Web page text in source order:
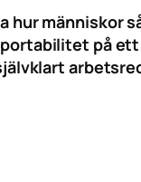
hur människor
portabilitet på